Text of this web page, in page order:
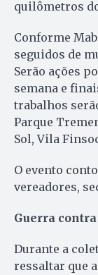
quilômetros
Conforme
seguidos de
Serão ações
semana e
trabalhos
Parque
Sol, Vila
O evento
vereadores,
Guerra
Durante a
ressaltar que